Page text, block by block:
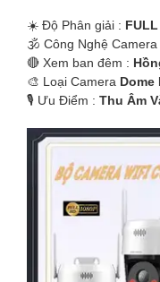
☀️ Độ Phân giải : FULL
🕉️ Công Nghệ Camera
🔴 Xem ban đêm :
🎨 Loại Camera Dome
️🎙 Ưu Điểm : Thu Âm